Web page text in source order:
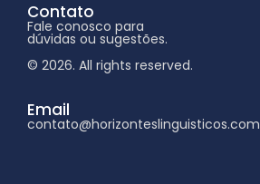
Contato
Fale conosco para
dúvidas ou sugestões.
© 2026. All rights reserved.
Email
contato@horizonteslinguisticos.com